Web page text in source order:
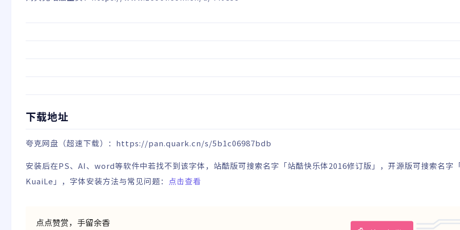
下载地址
夸克网盘 （超速下载） ： https://pan.quark.cn/s/5b1c06987bdb
安装后在PS、AI、word等软件中若找不到该字体，站酷版可搜索名字「站酷快乐体2016修订版」，开源版可搜索名字
KuaiLe」，字体安装方法与常见问题： 点击查看
点点赞赏，手留余香